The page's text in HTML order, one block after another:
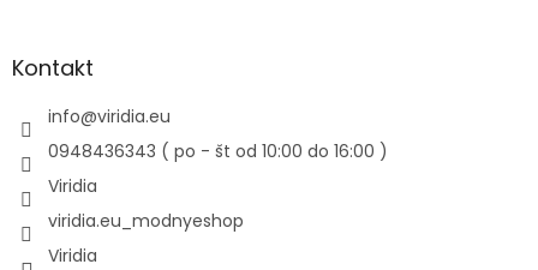
Kontakt
info@viridia.eu
0948436343 ( po - št od 10:00 do 16:00 )
Viridia
viridia.eu_modnyeshop
Viridia